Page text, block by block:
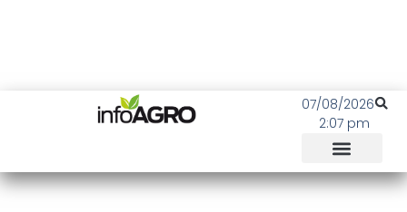
07/08/2026
2:07 pm